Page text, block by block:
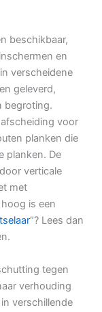
beschikbaar,
en
verscheidene
geleverd,
begroting.
voor
planken die
planken. De
verticale
met
is een
“? Lees dan
tegen
verhouding
verschillende